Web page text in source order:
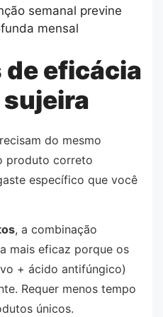
semanal previne
mensal
eficácia
do mesmo
produto correto
específico que você
, a combinação
mais eficaz porque os
+ ácido antifúngico)
Requer menos tempo
únicos.